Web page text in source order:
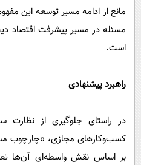
مانع از ادامه مسیر توسعه این
مسئله در مسیر پیشرفت اقتصاد
است.
راهبرد پیشنهادی
در راستای جلوگیری از نظارت
کسب‌وکارهای مجازی، «چارچوب
بر اساس نقش واسطه‌ای آن‌ها